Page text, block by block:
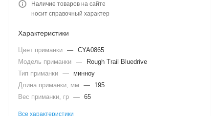
Наличие товаров на сайте
носит справочный характер
Характеристики
Цвет приманки — CYA0865
Модель приманки —
Rough Trail Bluedrive
Тип приманки —
минноу
Длина приманки, мм
—
195
Вес приманки, гр — 65
Все характеристики